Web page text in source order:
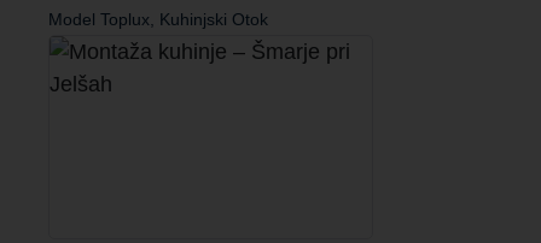
Model Toplux, Kuhinjski Otok